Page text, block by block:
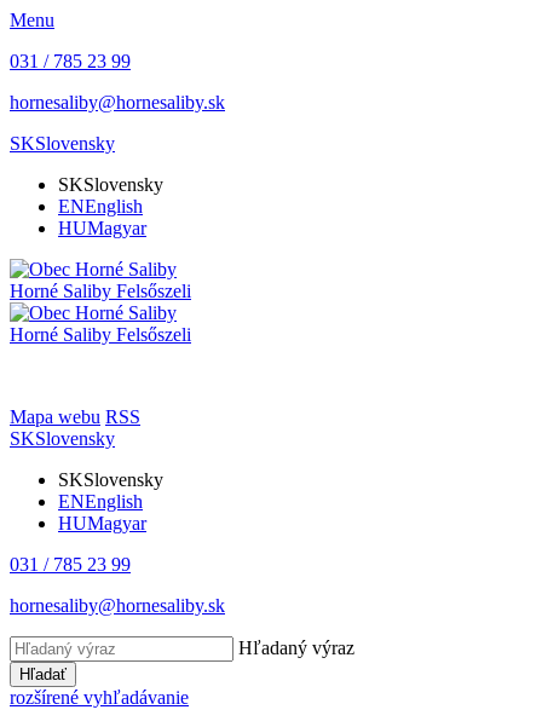
Menu
031 / 785 23 99
hornesaliby@hornesaliby.sk
SKSlovensky
SKSlovensky
ENEnglish
HUMagyar
Horné Saliby Felsőszeli
Horné Saliby Felsőszeli
Mapa webu RSS
SKSlovensky
SKSlovensky
ENEnglish
HUMagyar
031 / 785 23 99
hornesaliby@hornesaliby.sk
Hľadaný výraz
Hľadať
rozšírené vyhľadávanie